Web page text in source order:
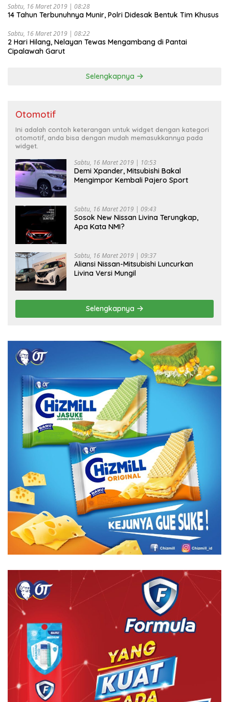
Sabtu, 16 Maret 2019 | 08:28
14 Tahun Terbunuhnya Munir, Polri Didesak Bentuk Tim Khusus
Sabtu, 16 Maret 2019 | 08:22
2 Hari Hilang, Nelayan Tewas Mengambang di Pantai
Cipalawah Garut
Selengkapnya
Otomotif
Ini adalah contoh keterangan untuk widget dengan kategori
otomotif, anda bisa dengan mudah memasukkannya pada
widget.
Sabtu, 16 Maret 2019 | 10:53
Demi Xpander, Mitsubishi Bakal
Mengimpor Kembali Pajero Sport
Sabtu, 16 Maret 2019 | 09:43
Sosok New Nissan Livina Terungkap,
Apa Kata NMI?
Sabtu, 16 Maret 2019 | 09:37
Aliansi Nissan-Mitsubishi Luncurkan
Livina Versi Mungil
Selengkapnya